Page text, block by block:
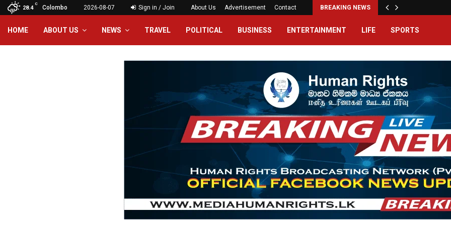
28.4
C
Colombo 2026-08-07 Sign in / Join About Us Advertisement Contact BREAKING NEWS
HOME ABOUT US NEWS TRAVEL POLITICAL BUSINESS ENTERTAINMENT LIFE SPORTS